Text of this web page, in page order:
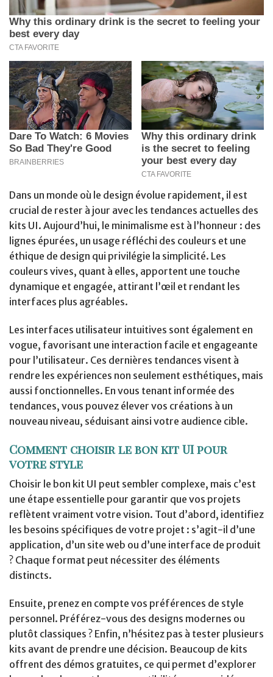
Dans un monde où le design évolue rapidement, il est
crucial de rester à jour avec les tendances actuelles des
kits UI. Aujourd’hui, le minimalisme est à l’honneur : des
lignes épurées, un usage réfléchi des couleurs et une
éthique de design qui privilégie la simplicité. Les
couleurs vives, quant à elles, apportent une touche
dynamique et engagée, attirant l’œil et rendant les
interfaces plus agréables.
Les interfaces utilisateur intuitives sont également en
vogue, favorisant une interaction facile et engageante
pour l’utilisateur. Ces dernières tendances visent à
rendre les expériences non seulement esthétiques, mais
aussi fonctionnelles. En vous tenant informée des
tendances, vous pouvez élever vos créations à un
nouveau niveau, séduisant ainsi votre audience cible.
Comment choisir le bon kit UI pour
votre style
Choisir le bon kit UI peut sembler complexe, mais c’est
une étape essentielle pour garantir que vos projets
reflètent vraiment votre vision. Tout d’abord, identifiez
les besoins spécifiques de votre projet : s’agit-il d’une
application, d’un site web ou d’une interface de produit
? Chaque format peut nécessiter des éléments
distincts.
Ensuite, prenez en compte vos préférences de style
personnel. Préférez-vous des designs modernes ou
plutôt classiques ? Enfin, n’hésitez pas à tester plusieurs
kits avant de prendre une décision. Beaucoup de kits
offrent des démos gratuites, ce qui permet d’explorer